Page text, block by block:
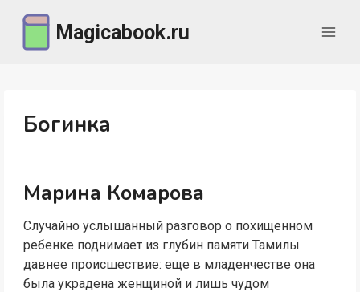
содержимому
Magicabook.ru
Богинка
Марина Комарова
Случайно услышанный разговор о похищенном
ребенке поднимает из глубин памяти Тамилы
давнее происшествие: еще в младенчестве она
была украдена женщиной и лишь чудом